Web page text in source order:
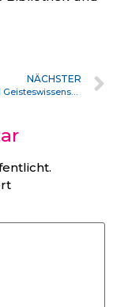
NÄCHSTER
Marketing und Geisteswissenschaften